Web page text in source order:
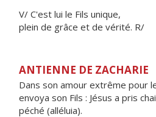
V/ C'est lui le Fils unique,
plein de grâce et de vérité. R/
ANTIENNE DE ZACHARIE
Dans son amour extrême pour
envoya son Fils : Jésus a pris
péché (alléluia).